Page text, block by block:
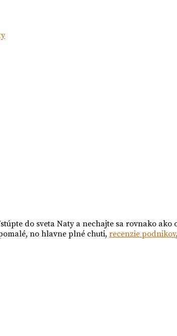
do sveta Naty a nechajte sa rovnako
no hlavne plné chuti, recenzie podnikov